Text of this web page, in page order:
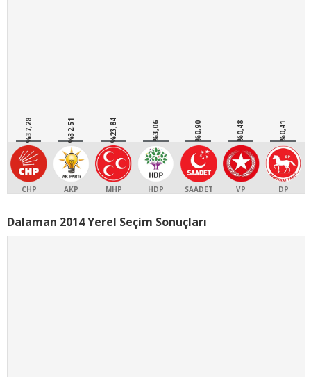
%37,28
CHP
%32,51
AKP
%23,84
MHP
%3,06
HDP
%0,90
SAADET
%0,48
VP
%0,41
DP
Dalaman 2014 Yerel Seçim Sonuçları